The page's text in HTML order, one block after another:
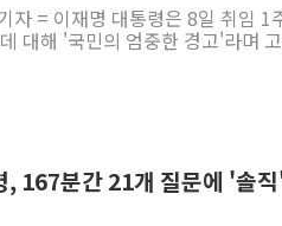
자 = 이재명 대통령은 8일 취임 1
대해 '국민의 엄중한 경고'라며
167분간 21개 질문에 '솔